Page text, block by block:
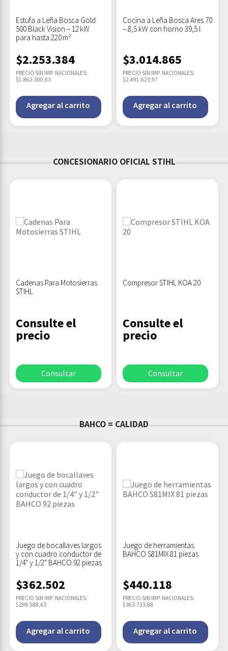
Estufa a Leña Bosca Gold
500 Black Vision – 12 kW
para hasta 220 m²
$2.253.384
PRECIO SIN IMP. NACIONALES:
$1.862.300,83
Agregar al carrito
Cocina a Leña Bosca Ares 70
– 8,5 kW con horno 39,5 l
$3.014.865
PRECIO SIN IMP. NACIONALES:
$2.491.623,97
Agregar al carrito
CONCESIONARIO OFICIAL STIHL
Cadenas Para Motosierras
STIHL
Consulte el
precio
Consultar
Compresor STIHL KOA 20
Consulte el
precio
Consultar
BAHCO = CALIDAD
Juego de bocallaves largos
y con cuadro conductor de
1/4" y 1/2" BAHCO 92 piezas
$362.502
PRECIO SIN IMP. NACIONALES:
$299.588,43
Agregar al carrito
Juego de herramientas
BAHCO S81MIX 81 piezas
$440.118
PRECIO SIN IMP. NACIONALES:
$363.733,88
Agregar al carrito